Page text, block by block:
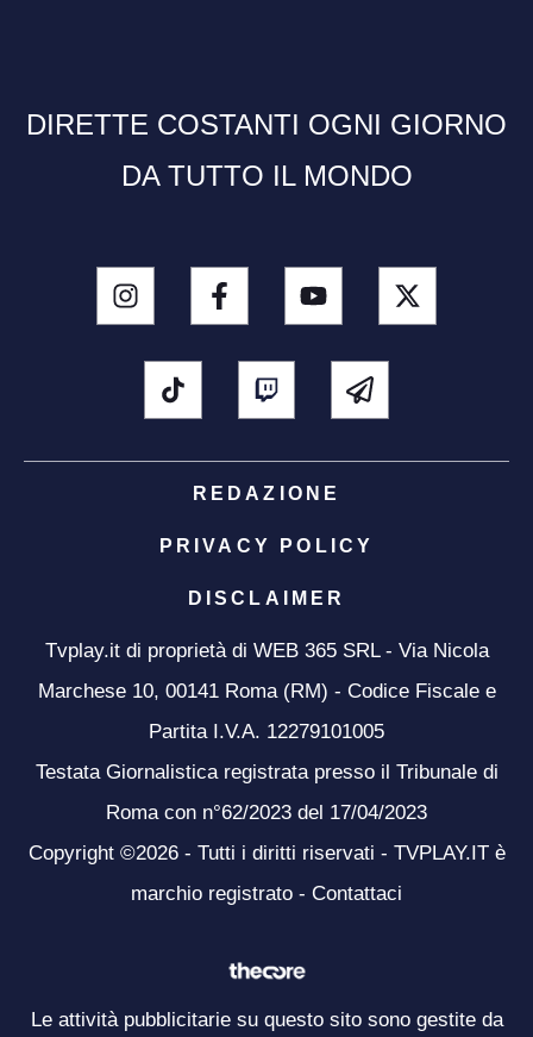
DIRETTE COSTANTI OGNI GIORNO
DA TUTTO IL MONDO
REDAZIONE
PRIVACY POLICY
DISCLAIMER
Tvplay.it di proprietà di WEB 365 SRL - Via Nicola
Marchese 10, 00141 Roma (RM) - Codice Fiscale e
Partita I.V.A. 12279101005
Testata Giornalistica registrata presso il Tribunale di
Roma con n°62/2023 del 17/04/2023
Copyright ©2026 - Tutti i diritti riservati - TVPLAY.IT è
marchio registrato - Contattaci
Le attività pubblicitarie su questo sito sono gestite da